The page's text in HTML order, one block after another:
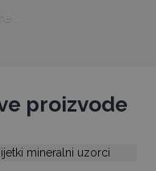
proizvode